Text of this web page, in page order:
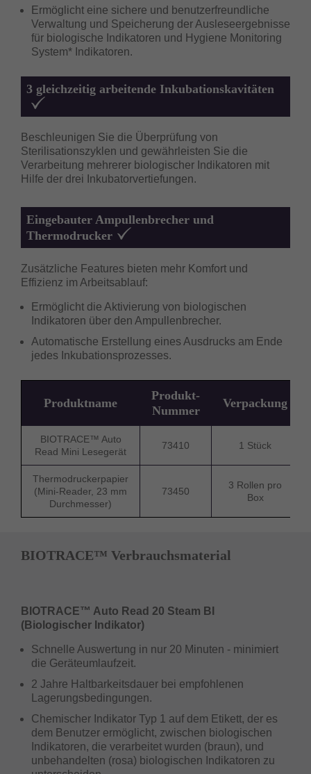
Ermöglicht eine sichere und benutzerfreundliche
Verwaltung und Speicherung der Ausleseergebnisse
für biologische Indikatoren und Hygiene Monitoring
System* Indikatoren.
3 gleichzeitig arbeitende Inkubationskavitäten
Beschleunigen Sie die Überprüfung von
Sterilisationszyklen und gewährleisten Sie die
Verarbeitung mehrerer biologischer Indikatoren mit
Hilfe der drei Inkubatorvertiefungen.
Eingebauter Ampullenbrecher und
Thermodrucker
Zusätzliche Features bieten mehr Komfort und
Effizienz im Arbeitsablauf:
Ermöglicht die Aktivierung von biologischen
Indikatoren über den Ampullenbrecher.
Automatische Erstellung eines Ausdrucks am Ende
jedes Inkubationsprozesses.
Produktname
Produkt-
Nummer
Verpackung
BIOTRACE™ Auto
Read Mini Lesegerät
73410 1 Stück
Thermodruckerpapier
(Mini-Reader, 23 mm
Durchmesser)
73450
3 Rollen pro
Box
BIOTRACE™ Verbrauchsmaterial
BIOTRACE™ Auto Read 20 Steam BI
(Biologischer Indikator)
Schnelle Auswertung in nur 20 Minuten - minimiert
die Geräteumlaufzeit.
2 Jahre Haltbarkeitsdauer bei empfohlenen
Lagerungsbedingungen.
Chemischer Indikator Typ 1 auf dem Etikett, der es
dem Benutzer ermöglicht, zwischen biologischen
Indikatoren, die verarbeitet wurden (braun), und
unbehandelten (rosa) biologischen Indikatoren zu